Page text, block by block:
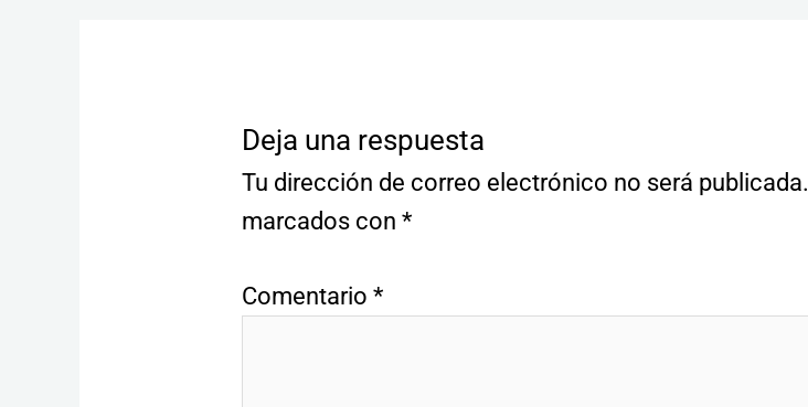
Deja una respuesta
Tu dirección de correo electrónico no será publicada.
marcados con *
Comentario *